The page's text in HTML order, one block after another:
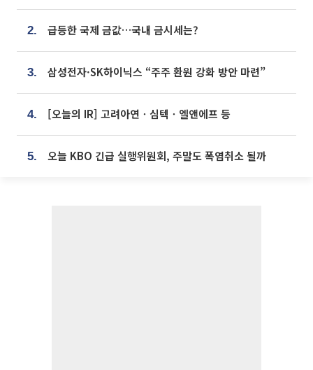
2. 급등한 국제 금값…국내 금시세는?
3. 삼성전자·SK하이닉스 “주주 환원 강화 방안 마련”
4. [오늘의 IR] 고려아연ㆍ심텍ㆍ엘앤에프 등
5. 오늘 KBO 긴급 실행위원회, 주말도 폭염취소 될까